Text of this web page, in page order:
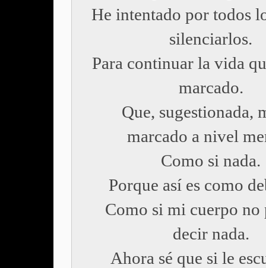
He intentado por todos
silenciarlos.
Para continuar la vida
marcado.
Que, sugestionada,
marcado a nivel
Como si nada.
Porque así es como
Como si mi cuerpo no
decir nada.
Ahora sé que si le